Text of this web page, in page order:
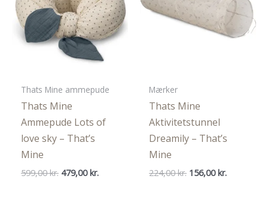
Thats Mine ammepude
Thats Mine
Ammepude Lots of
love sky – That’s
Mine
599,00kr. Den
479,00 kr.Den
Mærker
Thats Mine
Aktivitetstunnel
Dreamily – That’s
Mine
224,00kr. Den
156,00 kr.Den